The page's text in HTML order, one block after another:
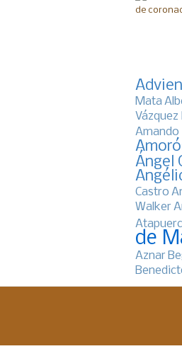
Mata
Amando
Ángel
Castro
Walker
de
Aznar